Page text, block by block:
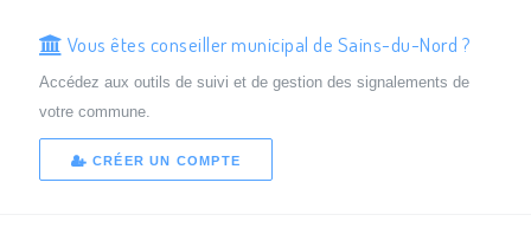
Vous êtes conseiller municipal de Sains-du-Nord ?
Accédez aux outils de suivi et de gestion des signalements de
votre commune.
CRÉER UN COMPTE